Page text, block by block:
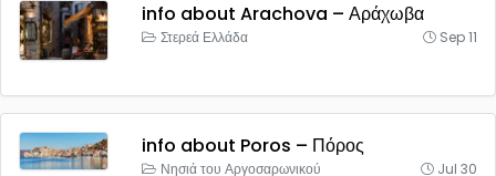
info about Arachova – Αράχωβα
Στερεά Ελλάδα Sep 11
info about Poros – Πόρος
Νησιά του Αργοσαρωνικού Jul 30